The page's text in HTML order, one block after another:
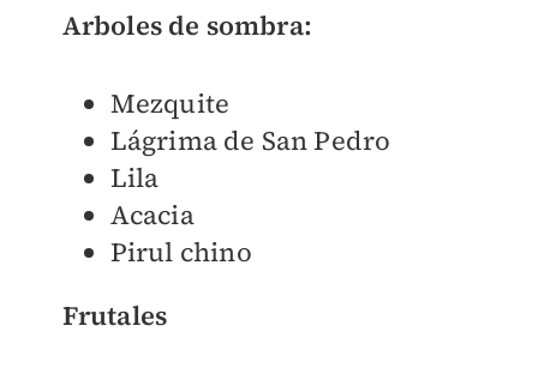
Arboles de sombra:
Mezquite
Lágrima de San Pedro
Lila
Acacia
Pirul chino
Frutales